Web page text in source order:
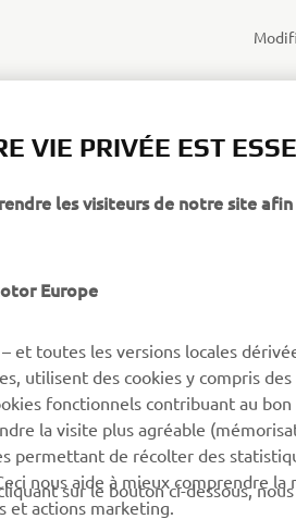
pour VAE
de golf
secours
MyYamaha
Yamaha Music
Yamaha
Yamaha
VIE PRIVÉE EST
les visiteurs de notre site
Europe
et toutes les versions locales
utilisent des cookies y compris
fonctionnels contribuant au
la visite plus agréable
permettant de récolter des
nous aide à mieux comprendre
et actions marketing.
sur le bouton ci-dessous,